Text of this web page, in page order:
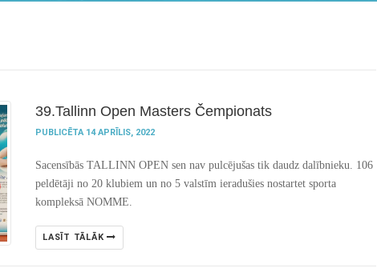
39.Tallinn Open Masters Čempionats
PUBLICĒTA 14 APRĪLIS, 2022
Sacensībās TALLINN OPEN sen nav pulcējušas tik daudz dalībnieku. 106
peldētāji no 20 klubiem un no 5 valstīm ieradušies nostartet sporta
kompleksā NOMME.
LASĪT TĀLĀK